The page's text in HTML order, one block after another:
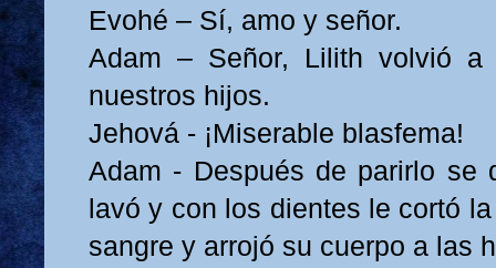
Evohé – Sí, amo y señor.
Adam – Señor, Lilith volvió
nuestros hijos.
Jehová - ¡Miserable blasfema!
Adam - Después de parirlo se
lavó y con los dientes le cortó
sangre y arrojó su cuerpo a las